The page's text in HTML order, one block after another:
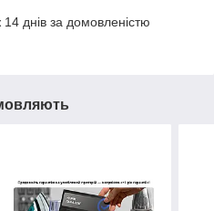
днів за домовленістю